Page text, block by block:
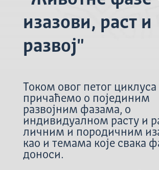
изазови, раст и
развој"
Током овог петог
причаћемо о појединим
развојним фазама, о
индивидуалном расту и
личним и породичним
као и темама које свака
доноси.